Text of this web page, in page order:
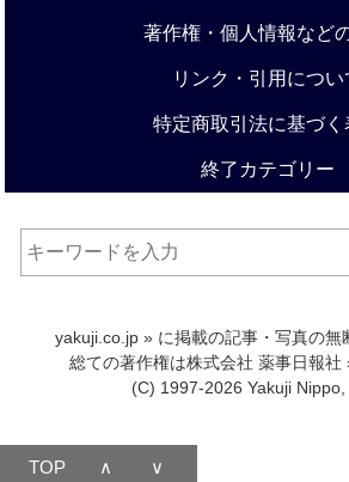
著作権・個人情報など
リンク・引用につい
特定商取引法に基づく
終了カテゴリー
yakuji.co.jp » に掲載の記事・写真の無
総ての著作権は株式会社 薬事日報社
(C) 1997-2026 Yakuji
TOP ∧ ∨